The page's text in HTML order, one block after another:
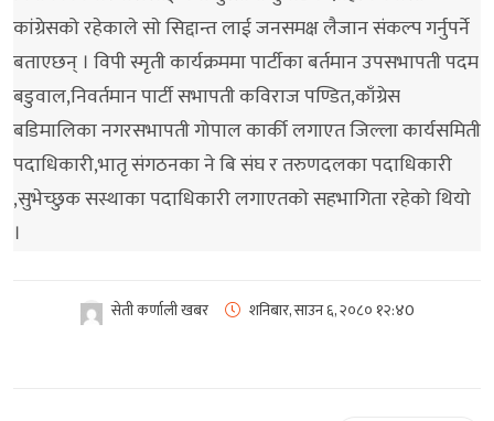
कांग्रेसको रहेकाले साे सिद्दान्त लाई जनसमक्ष लैजान संकल्प गर्नुपर्ने
बताएछन् । विपी स्मृती कार्यक्रममा पार्टीका बर्तमान उपसभापती पदम
बडुवाल,निवर्तमान पार्टी सभापती कविराज पण्डित,काँग्रेस
बडिमालिका नगरसभापती गोपाल कार्की लगाएत जिल्ला कार्यसमिती
पदाधिकारी,भातृ संगठनका ने बि संघ र तरुणदलका पदाधिकारी
,सुभेच्छुक सस्थाका पदाधिकारी लगाएतको सहभागिता रहेको थियो
।
सेती कर्णाली खबर शनिबार, साउन ६, २०८० १२:४0